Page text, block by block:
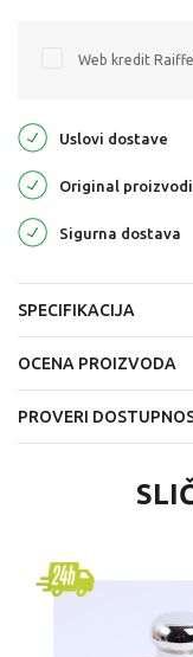
Web kredit
Uslovi dostave
Original proizvodi
Sigurna dostava
SPECIFIKACIJA
OCENA PROIZVODA
PROVERI